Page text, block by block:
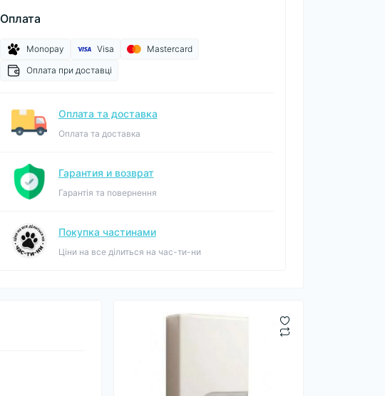
Оплата
Monopay Visa
Mastercard
Оплата при доставці
Оплата та доставка
Оплата та доставка
Гарантия и возврат
Гарантія та повернення
Покупка частинами
Ціни на все ділиться на час-ти-ни